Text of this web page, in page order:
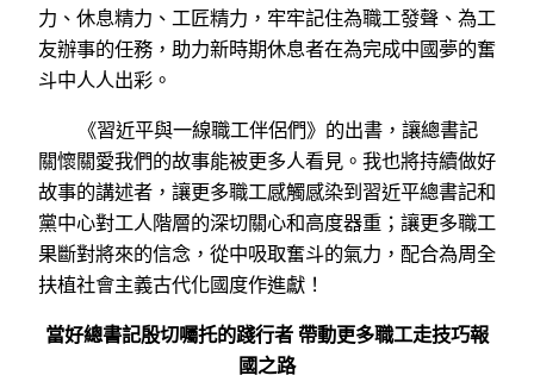
力、休息精力、工匠精力，牢牢記住為職工發聲、為工
友辦事的任務，助力新時期休息者在為完成中國夢的奮
斗中人人出彩。
《習近平與一線職工伴侶們》的出書，讓總書記
關懷關愛我們的故事能被更多人看見。我也將持續做好
故事的講述者，讓更多職工感觸感染到習近平總書記和
黨中心對工人階層的深切關心和高度器重；讓更多職工
果斷對將來的信念，從中吸取奮斗的氣力，配合為周全
扶植社會主義古代化國度作進獻！
當好總書記殷切囑托的踐行者 帶動更多職工走技巧報
國之路